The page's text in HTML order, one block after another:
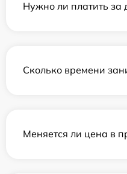
Нужно ли платить за
Сколько времени
Меняется ли цена в